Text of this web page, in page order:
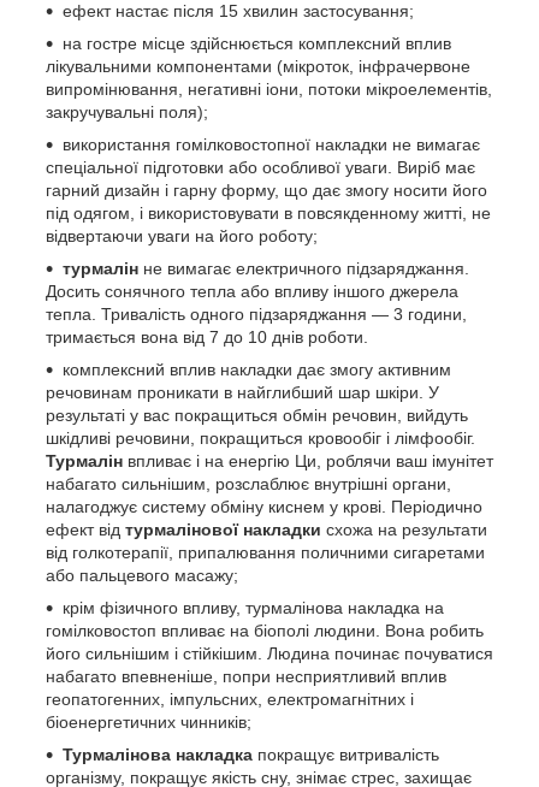
ефект настає після 15 хвилин застосування;
на гостре місце здійснюється комплексний вплив
лікувальними компонентами (мікроток, інфрачервоне
випромінювання, негативні іони, потоки мікроелементів,
закручувальні поля);
використання гомілковостопної накладки не вимагає
спеціальної підготовки або особливої уваги. Виріб має
гарний дизайн і гарну форму, що дає змогу носити його
під одягом, і використовувати в повсякденному житті, не
відвертаючи уваги на його роботу;
турмалін не вимагає електричного підзаряджання.
Досить сонячного тепла або впливу іншого джерела
тепла. Тривалість одного підзаряджання — 3 години,
тримається вона від 7 до 10 днів роботи.
комплексний вплив накладки дає змогу активним
речовинам проникати в найглибший шар шкіри. У
результаті у вас покращиться обмін речовин, вийдуть
шкідливі речовини, покращиться кровообіг і лімфообіг.
Турмалін впливає і на енергію Ци, роблячи ваш імунітет
набагато сильнішим, розслаблює внутрішні органи,
налагоджує систему обміну киснем у крові. Періодично
ефект від турмалінової накладки схожа на результати
від голкотерапії, припалювання поличними сигаретами
або пальцевого масажу;
крім фізичного впливу, турмалінова накладка на
гомілковостоп впливає на біополі людини. Вона робить
його сильнішим і стійкішим. Людина починає почуватися
набагато впевненіше, попри несприятливий вплив
геопатогенних, імпульсних, електромагнітних і
біоенергетичних чинників;
Турмалінова накладка покращує витривалість
організму, покращує якість сну, знімає стрес, захищає